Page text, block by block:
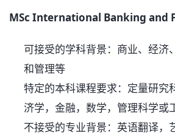
MSc International Banking and
可接受的学科背景：商业、经济
和管理等
特定的本科课程要求：定量研究
济学，金融，数学，管理科学或
不接受的专业背景：英语翻译，